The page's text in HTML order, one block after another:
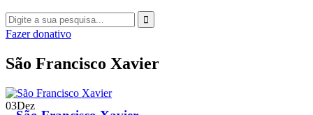
Fazer donativo
São Francisco Xavier
03Dez